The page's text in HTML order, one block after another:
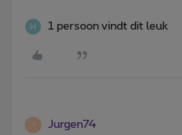
1 persoon vindt dit leuk
J Jurgen74